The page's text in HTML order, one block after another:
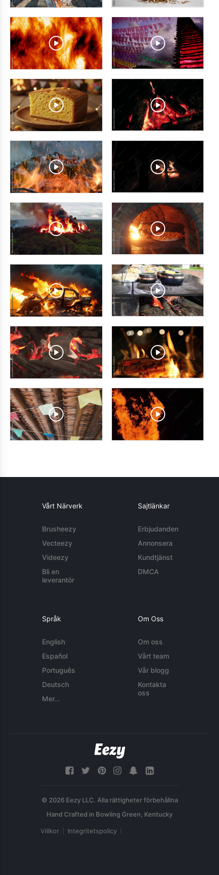
Vårt Närverk
Brusheezy
Vecteezy
Videezy
Bli en
leverantör
Sajtlänkar
Erbjudanden
Annonsera
Kundtjänst
DMCA
Språk
English
Español
Português
Deutsch
Mer...
Om Oss
Om oss
Vårt team
Vår blogg
Kontakta
oss
© 2026 Eezy LLC. Alla rättigheter förbehållna
Villkor Integritetspolicy